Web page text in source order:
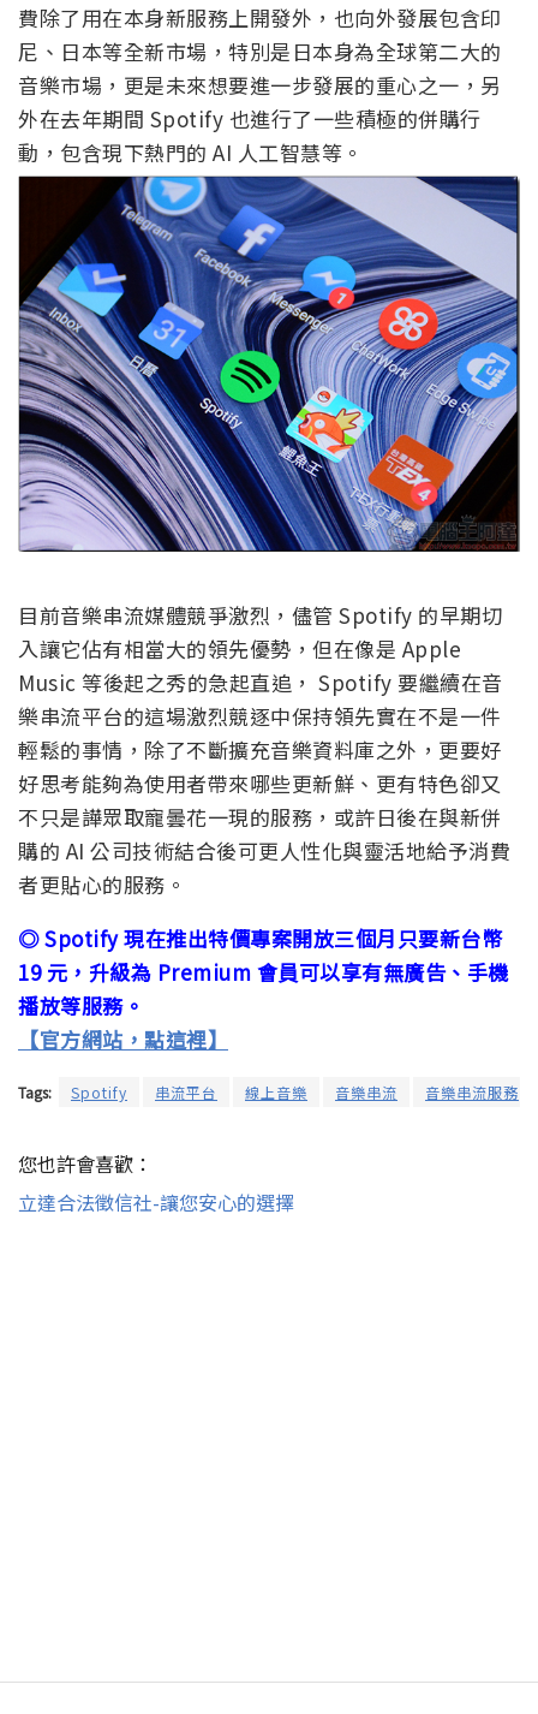
費除了用在本身新服務上開發外，也向外發展包含印
尼、日本等全新市場，特別是日本身為全球第二大的
音樂市場，更是未來想要進一步發展的重心之一，另
外在去年期間 Spotify 也進行了一些積極的併購行
動，包含現下熱門的 AI 人工智慧等。
目前音樂串流媒體競爭激烈，儘管 Spotify 的早期切
入讓它佔有相當大的領先優勢，但在像是 Apple
Music 等後起之秀的急起直追， Spotify 要繼續在音
樂串流平台的這場激烈競逐中保持領先實在不是一件
輕鬆的事情，除了不斷擴充音樂資料庫之外，更要好
好思考能夠為使用者帶來哪些更新鮮、更有特色卻又
不只是譁眾取寵曇花一現的服務，或許日後在與新併
購的 AI 公司技術結合後可更人性化與靈活地給予消費
者更貼心的服務。
◎ Spotify 現在推出特價專案開放三個月只要新台幣
19 元，升級為 Premium 會員可以享有無廣告、手機
播放等服務。
【官方網站，點這裡】
Tags: Spotify 串流平台 線上音樂 音樂串流 音樂串流服務
您也許會喜歡：
立達合法徵信社-讓您安心的選擇